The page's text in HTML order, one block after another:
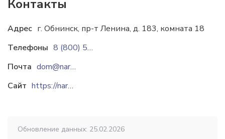
Контакты
Адрес г. Обнинск, пр-т Ленина, д. 183, комната 18
Телефоны
8 (800) 550-44-31
Почта
dom@narhozstroy.ru
Сайт
https://narhozstroy.ru
Обновление данных: 25.02.2026